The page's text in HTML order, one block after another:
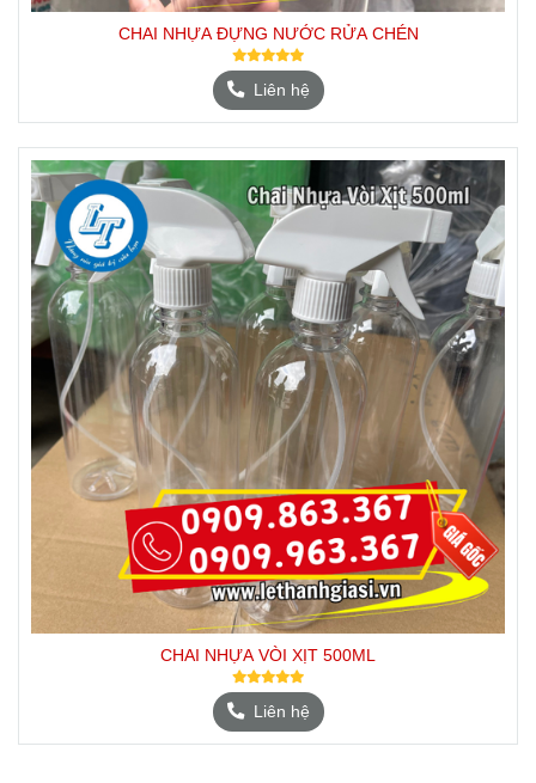
CHAI NHỰA ĐỰNG NƯỚC RỬA CHÉN
Liên hệ